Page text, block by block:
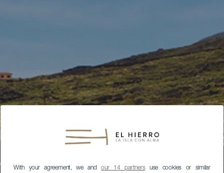
With your agreement, we andour 14 partnersuse cookies or similar